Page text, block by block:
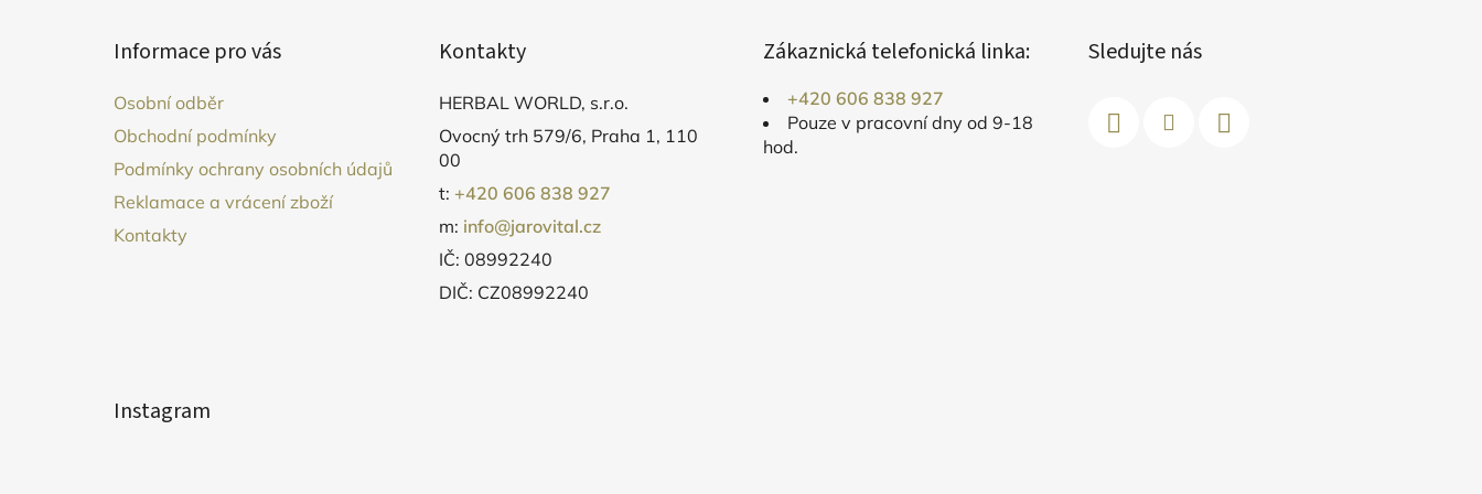
Informace pro vás
Osobní odběr
Obchodní podmínky
Podmínky ochrany osobních údajů
Reklamace a vrácení zboží
Kontakty
Kontakty
HERBAL WORLD, s.r.o.
Ovocný trh 579/6, Praha 1, 110
00
t: +420 606 838 927
m: info@jarovital.cz
IČ: 08992240
DIČ: CZ08992240
Zákaznická telefonická linka:
+420 606 838 927
Pouze v pracovní dny od 9-18
hod.
Sledujte nás
Instagram